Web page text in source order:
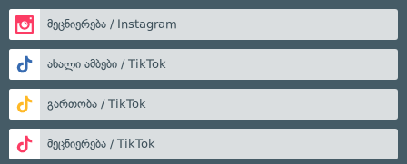
მეცნიერება / Instagram
ახალი ამბები / TikTok
გართობა / TikTok
მეცნიერება / TikTok